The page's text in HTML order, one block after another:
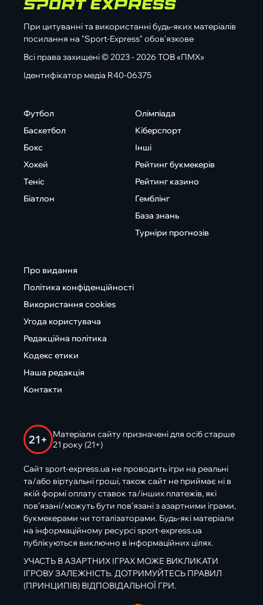
При цитуванні та використанні будь-яких матеріалів
посилання на "Sport-Express" обов'язкове
Всі права захищені © 2023 - 2026 ТОВ «ПМХ»
Ідентифікатор медіа R40-06375
Футбол
Баскетбол
Бокс
Хокей
Теніс
Біатлон
Олімпіада
Кіберспорт
Інші
Рейтинг букмекерів
Рейтинг казино
Гемблінг
База знань
Турніри прогнозів
Про видання
Політика конфіденційності
Використання cookies
Угода користувача
Редакційна політика
Кодекс етики
Наша редакція
Контакти
21+
Матеріали сайту призначені для осіб старше
21 року (21+)
Сайт sport-express.ua не проводить ігри на реальні
та/або віртуальні гроші, також сайт не приймає ні в
якій формі оплату ставок та/інших платежів, які
пов’язані/можуть бути пов’язані з азартними іграми,
букмекерами чи тоталізаторами. Будь-які матеріали
на інформаційному ресурсі sport-express.ua
публікуються виключно в інформаційних цілях.
УЧАСТЬ В АЗАРТНИХ ІГРАХ МОЖЕ ВИКЛИКАТИ
ІГРОВУ ЗАЛЕЖНІСТЬ. ДОТРИМУЙТЕСЬ ПРАВИЛ
(ПРИНЦИПІВ) ВІДПОВІДАЛЬНОЇ ГРИ.